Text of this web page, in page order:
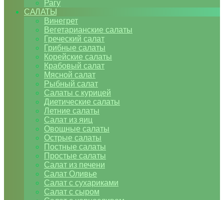
Рагу
САЛАТЫ
Винегрет
Вегетарианские салаты
Греческий салат
Грибные салаты
Корейские салаты
Крабовый салат
Мясной салат
Рыбный салат
Салаты с курицей
Диетические салаты
Летние салаты
Салат из яиц
Овощные салаты
Острые салаты
Постные салаты
Простые салаты
Салат из печени
Салат Оливье
Салат с сухариками
Салат с сыром